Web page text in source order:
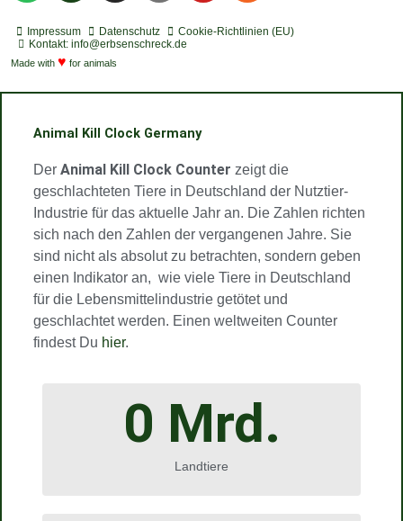
t
i
f
c
a
s
t
a
g
a
t
u
t
Impressum Datenschutz
Cookie-Richtlinien (EU)
Kontakt: info@erbsenschreck.de
Made with ♥ for animals
Animal Kill Clock Germany
Der Animal Kill Clock Counter zeigt die
geschlachteten Tiere in Deutschland der Nutztier-
Industrie für das aktuelle Jahr an. Die Zahlen richten
sich nach den Zahlen der vergangenen Jahre. Sie
sind nicht als absolut zu betrachten, sondern geben
einen Indikator an, wie viele Tiere in Deutschland
für die Lebensmittelindustrie getötet und
geschlachtet werden. Einen weltweiten Counter
findest Du hier.
Landtiere
0 Mrd.